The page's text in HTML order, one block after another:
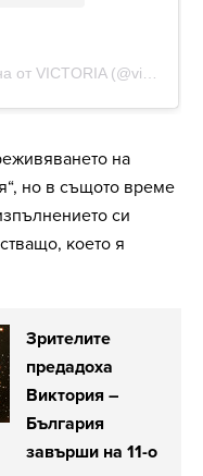
на
но в същото време
си
което я
Зрителите
предадоха
Виктория –
България
завърши на 11-о